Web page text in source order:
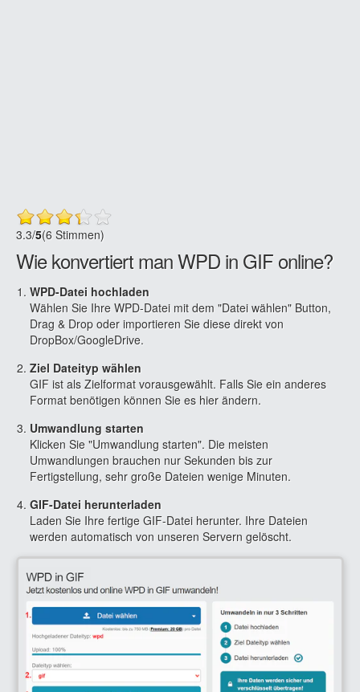
3.3/5(6 Stimmen)
Wie konvertiert man WPD in GIF online?
WPD-Datei hochladen
Wählen Sie Ihre WPD-Datei mit dem "Datei wählen" Button,
Drag & Drop oder importieren Sie diese direkt von
DropBox/GoogleDrive.
Ziel Dateityp wählen
GIF ist als Zielformat vorausgewählt. Falls Sie ein anderes
Format benötigen können Sie es hier ändern.
Umwandlung starten
Klicken Sie "Umwandlung starten". Die meisten
Umwandlungen brauchen nur Sekunden bis zur
Fertigstellung, sehr große Dateien wenige Minuten.
GIF-Datei herunterladen
Laden Sie Ihre fertige GIF-Datei herunter. Ihre Dateien
werden automatisch von unseren Servern gelöscht.